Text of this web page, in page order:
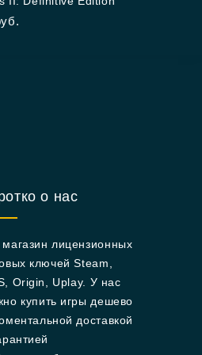
о нас
лицензионных
ключей Steam,
Origin, Uplay. У нас
купить игры дешево
доставкой